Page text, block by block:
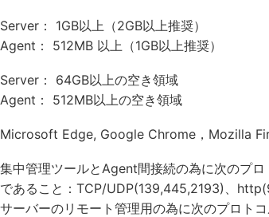
Server： 1GB以上（2GB以上推奨）
Agent： 512MB 以上（1GB以上推奨）
Server： 64GB以上の空き領域
Agent： 512MB以上の空き領域
Microsoft Edge, Google Chrome，Mozilla
集中管理ツールとAgent間接続の為に次のプ
であること：TCP/UDP(139,445,2193)、
サーバーのリモート管理用の為に次のプロト